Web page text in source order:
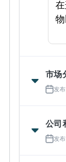
市场
发
公司
发